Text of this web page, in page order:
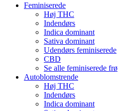
Feminiserede
Høj THC
Indendørs
Indica dominant
Sativa dominant
Udendørs feminiserede
CBD
Se alle feminiserede frø
Autoblomstrende
Høj THC
Indendørs
Indica dominant